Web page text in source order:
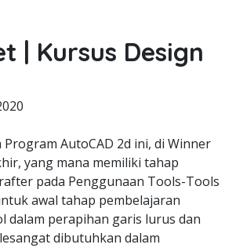
| Kursus Design
AutoCAD 2d ini, di Winner
yang mana memiliki tahap
pada Penggunaan Tools-Tools
awal tahap pembelajaran
dalam perapihan garis lurus dan
dibutuhkan dalam